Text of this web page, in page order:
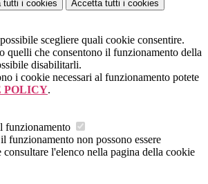
tutti i cookies Accetta tutti i cookies
scegliere quali cookie consentire.
quelli che consentono il funzionamento della
disabilitarli.
i cookie necessari al funzionamento potete
POLICY.
funzionamento
funzionamento non possono essere
l'elenco nella pagina della cookie